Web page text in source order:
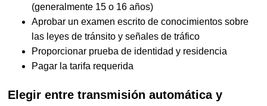
(generalmente 15 o 16 años)
Aprobar un examen escrito de conocimientos sobre
las leyes de tránsito y señales de tráfico
Proporcionar prueba de identidad y residencia
Pagar la tarifa requerida
Elegir entre transmisión automática y